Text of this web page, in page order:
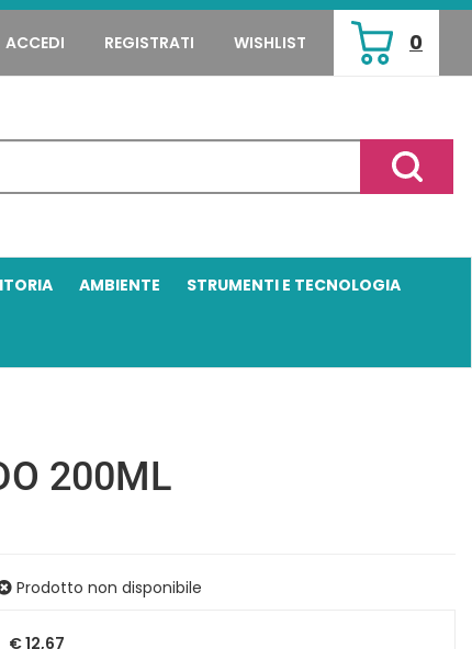
ACCEDI REGISTRATI WISHLIST 0
ARTICOLI
INSERITI
Cerca
AMBIENTE STRUMENTI E TECNOLOGIA
200ML
Prodotto non disponibile
€ 12,67